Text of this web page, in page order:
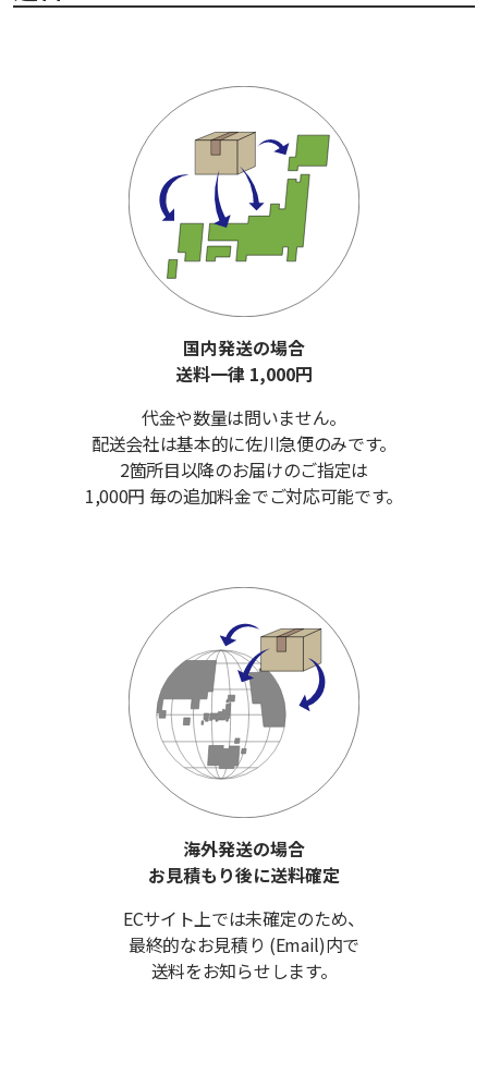
国内発送の場合
送料一律 1,000円
代金や数量は問いません。
配送会社は基本的に佐川急便のみです。
2箇所目以降のお届けのご指定は
1,000円 毎の追加料金でご対応可能です。
海外発送の場合
お見積もり後に送料確定
ECサイト上では未確定のため、
最終的なお見積り (Email)内で
送料をお知らせします。